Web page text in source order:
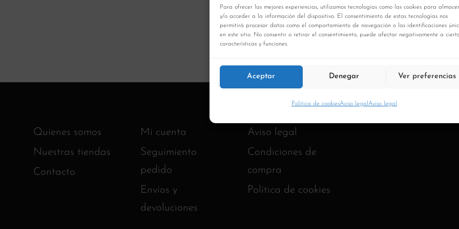
Para ofrecer las mejores experiencias, utilizamos tecnologías como las cookies para
y/o acceder a la información del dispositivo. El consentimiento de estas tecnologías nos
permitirá procesar datos como el comportamiento de navegación o las identificaciones
en este sitio. No consentir o retirar el consentimiento, puede afectar negativamente a
características y funciones.
Aceptar Denegar Ver preferencias
Política de cookiesAviso legal Aviso legal
Quienes somos
Nuestras tiendas
Contacto
Mi cuenta
Seguimiento
pedido
Envíos y
devoluciones
Aviso legal
Condiciones de
compra
Política de cookies